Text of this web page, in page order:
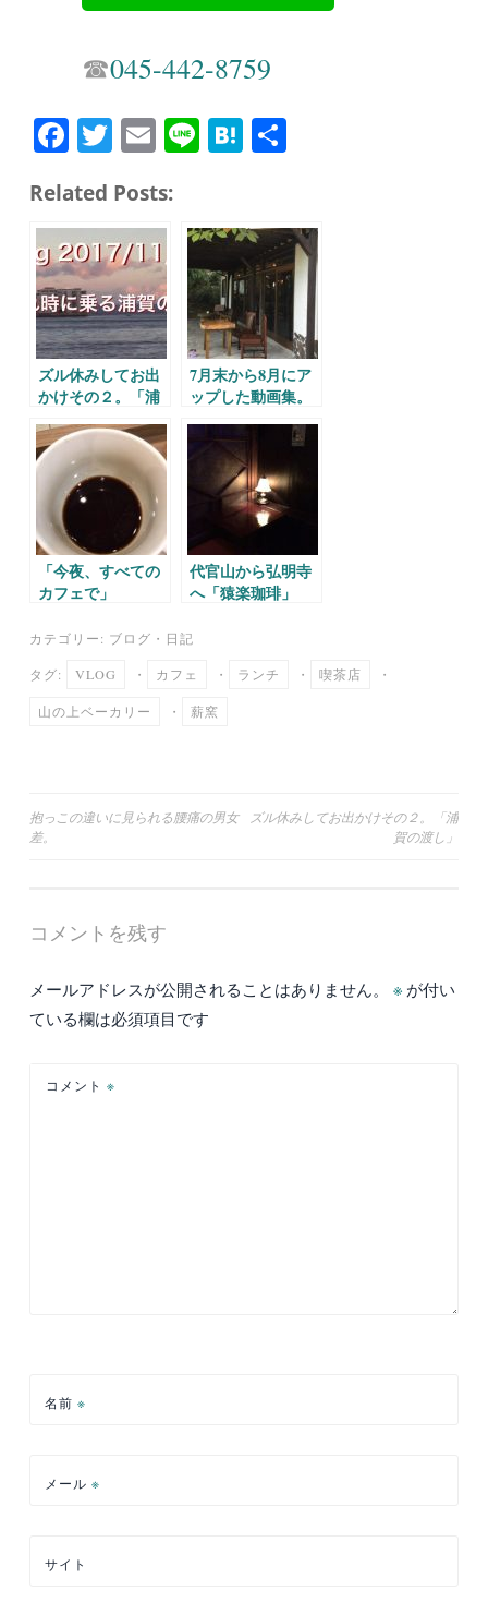
☎︎045-442-8759
Fa
bo
ok
T
tte
r
E
ail
Li H
a
Related Posts:
ズル休みしてお出
かけその２。「浦
7月末から8月にア
ップした動画集。
「今夜、すべての
カフェで」
代官山から弘明寺
へ「猿楽珈琲」
カテゴリー: ブログ ・ 日記
タグ: VLOG ・ カフェ ・ ランチ ・ 喫茶店 ・
山の上ベーカリー ・ 薪窯
投
ー
シ
ン
抱っこの違いに見られる腰痛の男女
差。
ズル休みしてお出かけその２。「浦
賀の渡し」
コメントを残す
メールアドレスが公開されることはありません。 ※ が付い
ている欄は必須項目です
コメント ※
名前 ※
メール ※
サイト